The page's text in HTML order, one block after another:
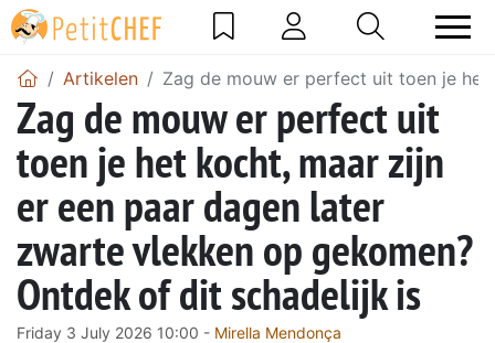
Artikelen Zag de mouw er perfect uit toen je
Zag de mouw er perfect uit
toen je het kocht, maar zijn
er een paar dagen later
zwarte vlekken op gekomen?
Ontdek of dit schadelijk is
Friday 3 July 2026 10:00 - Mirella Mendonça